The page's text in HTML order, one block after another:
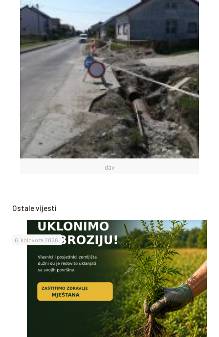
dav
Ostale vijesti
6. kolovoza 2026.